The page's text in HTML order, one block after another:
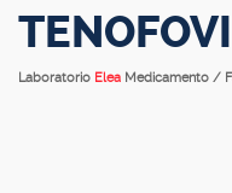
Laboratorio Elea Medicamento /